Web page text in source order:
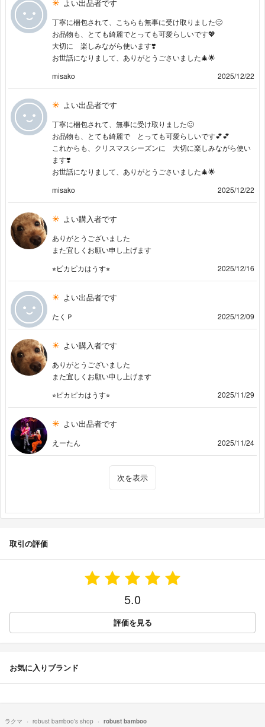
よい出品者です
丁寧に梱包されて、こちらも無事に受け取りました🙂
お品物も、とても綺麗でとっても可愛らしいです💖
大切に 楽しみながら使います❣️
お世話になりまして、ありがとうごさいました🎄🌟
misako
2025/12/22
よい出品者です
丁寧に梱包されて、無事に受け取りました🙂
お品物も、とても綺麗で とっても可愛らしいです💕💕
これからも、クリスマスシーズンに 大切に楽しみながら使い
ます❣️
お世話になりまして、ありがとうごさいました🎄🌟
misako
2025/12/22
よい購入者です
ありがとうございました
また宜しくお願い申し上げます
⭐︎ピカピカはうす⭐︎
2025/12/16
よい出品者です
たくＰ 2025/12/09
よい購入者です
ありがとうございました
また宜しくお願い申し上げます
⭐︎ピカピカはうす⭐︎
2025/11/29
よい出品者です
えーたん 2025/11/24
次を表示
取引の評価
5.0
評価を見る
お気に入りブランド
ラクマ robust bamboo's shop robust bamboo